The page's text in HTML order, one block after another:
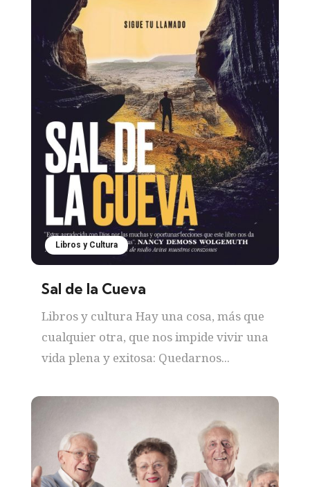
Libros y Cultura
Sal de la Cueva
Libros y cultura Hay una cosa, más que
cualquier otra, que nos impide vivir una
vida plena y exitosa: Quedarnos...